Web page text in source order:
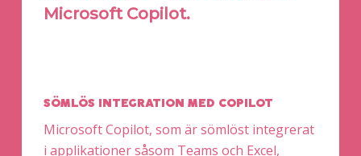
Microsoft Copilot.
SÖMLÖS INTEGRATION MED COPILOT
Microsoft Copilot, som är sömlöst integrerat
i applikationer såsom Teams och Excel,